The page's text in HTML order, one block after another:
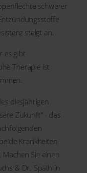
schwerer
steigt an.
es gibt
Therapie ist
diesjährigen
Zukunft" - das
Krankheiten
Sie einen
& Dr. Späth in